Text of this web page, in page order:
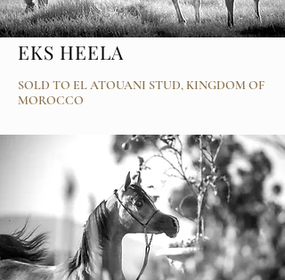
EKS HEELA
SOLD TO EL ATOUANI STUD, KINGDOM OF
MOROCCO